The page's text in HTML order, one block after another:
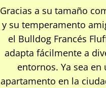
Gracias a su tamaño
y su temperamento
el Bulldog Francés
adapta fácilmente a
entornos. Ya sea en
apartamento en la